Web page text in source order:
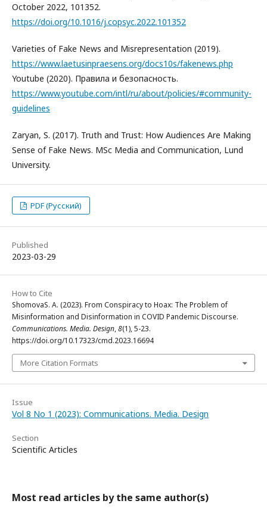
October 2022, 101352.
https://doi.org/10.1016/j.copsyc.2022.101352
Varieties of Fake News and Misrepresentation (2019).
https://www.laetusinpraesens.org/docs10s/fakenews.php
Youtube (2020). Правила и безопасность.
https://www.youtube.com/intl/ru/about/policies/#community-
guidelines
Zaryan, S. (2017). Truth and Trust: How Audiences Are Making
Sense of Fake News. MSc Media and Communication, Lund
University.
PDF (Русский)
Published
2023-03-29
How to Cite
ShomovaS. A. (2023). From Сonspiracy to Hoax: The Problem of
Misinformation and Disinformation in COVID Pandemic Discourse.
Communications. Media. Design,8(1), 5-23.
https://doi.org/10.17323/cmd.2023.16694
More Citation Formats
Issue
Vol 8 No 1 (2023): Communications. Media. Design
Section
Scientific Articles
Most read articles by the same author(s)